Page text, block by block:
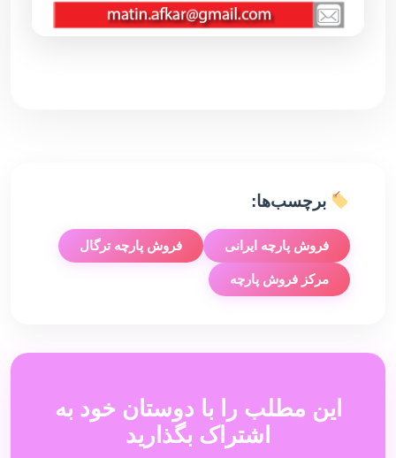
برچسب‌ها:
فروش پارچه ایرانی فروش پارچه ترگال
مرکز فروش پارچه
این مطلب را با دوستان خود به
اشتراک بگذارید